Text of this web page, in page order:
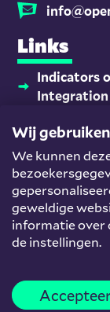
Links
Indicators
Integration
Platform
Werk
Team
Helpdesk
Wij
We kunnen
geweldige
informatie over
de instellingen.